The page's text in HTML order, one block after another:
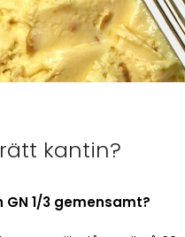
kantin?
GN 1/3 gemensamt?